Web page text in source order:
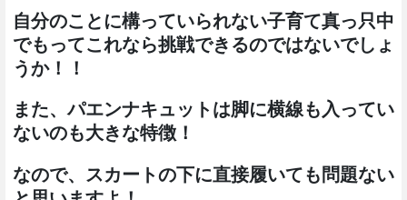
自分のことに構っていられない子育て真っ只中
でもってこれなら挑戦できるのではないでしょ
うか！！
また、パエンナキュットは脚に横線も入ってい
ないのも大きな特徴！
なので、スカートの下に直接履いても問題ない